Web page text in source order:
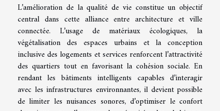
L’amélioration de la qualité de vie constitue un objectif
central dans cette alliance entre architecture et ville
connectée. L’usage de matériaux écologiques, la
végétalisation des espaces urbains et la conception
inclusive des logements et services renforcent l’attractivité
des quartiers tout en favorisant la cohésion sociale. En
rendant les bâtiments intelligents capables d’interagir
avec les infrastructures environnantes, il devient possible
de limiter les nuisances sonores, d’optimiser le confort